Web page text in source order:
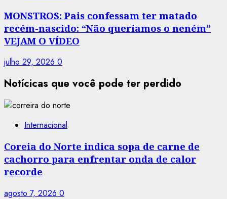
MONSTROS: Pais confessam ter matado
recém-nascido: “Não queríamos o neném”
VEJAM O VÍDEO
julho 29, 2026 0
Notícicas que você pode ter perdido
Internacional
Coreia do Norte indica sopa de carne de
cachorro para enfrentar onda de calor
recorde
agosto 7, 2026 0